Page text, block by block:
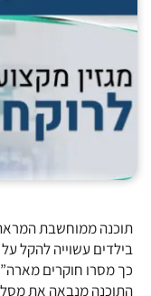
תוכנה ממוחשבת
בילדים עשוייה להקל
כך מסרו חוקרים
התוכנה מנבאה את